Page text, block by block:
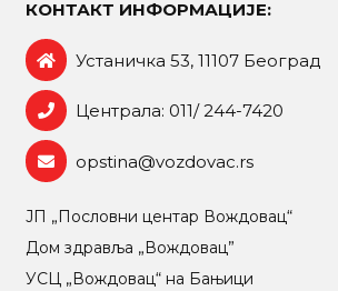
КОНТАКТ ИНФОРМАЦИЈЕ:
Устаничка 53, 11107 Београд
Централа: 011/ 244-7420
opstina@vozdovac.rs
ЈП „Пословни центар Вождовац“
Дом здравља „Вождовац”
УСЦ „Вождовац“ на Бањици